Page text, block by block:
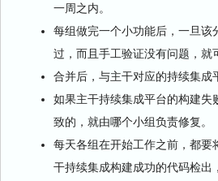
一周之内。
每组做完一个小功能后，一旦该
过，而且手工验证没有问题，就
合并后，与主干对应的持续集成
如果主干持续集成平台的构建失
致的，就由哪个小组负责修复。
每天各组在开始工作之前，都要
干持续集成构建成功的代码检出